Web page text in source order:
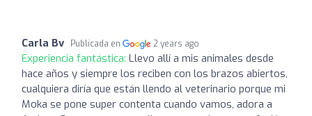
Carla Bv Publicada en 2 years ago
Experiencia fantástica: Llevo allí a mis animales desde
hace años y siempre los reciben con los brazos abiertos,
cualquiera diría que están llendo al veterinario porque mi
Moka se pone super contenta cuando vamos, adora a